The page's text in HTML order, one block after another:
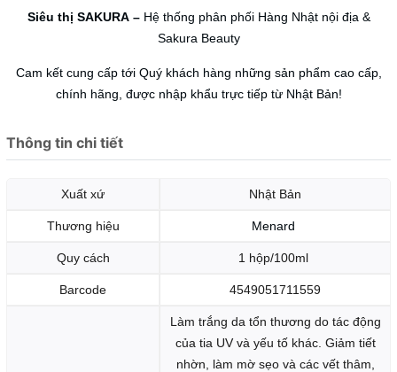
Siêu thị SAKURA –Hệ thống phân phối Hàng Nhật nội địa &
Sakura Beauty
Cam kết cung cấp tới Quý khách hàng những sản phẩm cao cấp,
chính hãng, được nhập khẩu trực tiếp từ Nhật Bản!
Thông tin chi tiết
Xuất xứ Nhật Bản
Thương hiệu Menard
Quy cách 1 hộp/100ml
Barcode 4549051711559
Làm trắng da tổn thương do tác động
của tia UV và yếu tố khác. Giảm tiết
nhờn, làm mờ sẹo và các vết thâm,